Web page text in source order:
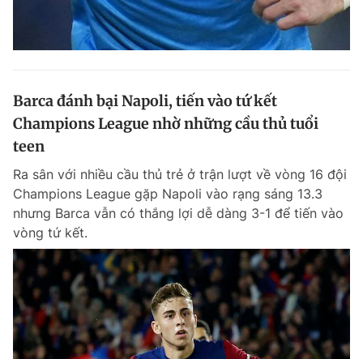
Barca đánh bại Napoli, tiến vào tứ kết
Champions League nhờ những cầu thủ tuổi
teen
Ra sân với nhiều cầu thủ trẻ ở trận lượt về vòng 16 đội
Champions League gặp Napoli vào rạng sáng 13.3
nhưng Barca vẫn có thắng lợi dễ dàng 3-1 để tiến vào
vòng tứ kết.